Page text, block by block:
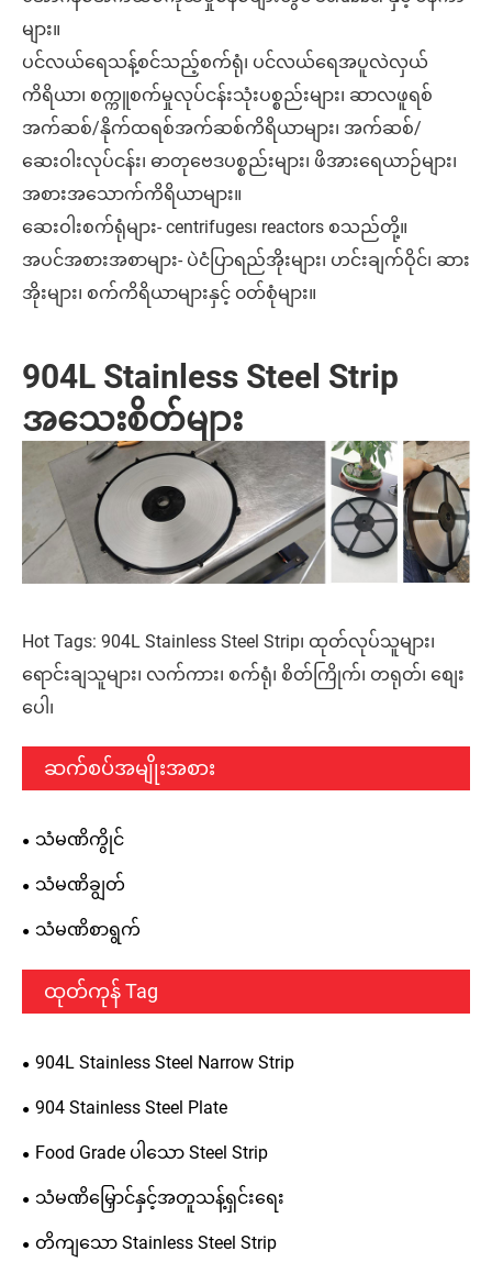
များ။
ပင်လယ်ရေသန့်စင်သည့်စက်ရုံ၊ ပင်လယ်ရေအပူလဲလှယ်
ကိရိယာ၊ စက္ကူစက်မှုလုပ်ငန်းသုံးပစ္စည်းများ၊ ဆာလဖူရစ်
အက်ဆစ်/နိုက်ထရစ်အက်ဆစ်ကိရိယာများ၊ အက်ဆစ်/
ဆေးဝါးလုပ်ငန်း၊ ဓာတုဗေဒပစ္စည်းများ၊ ဖိအားရေယာဉ်များ၊
အစားအသောက်ကိရိယာများ။
ဆေးဝါးစက်ရုံများ- centrifuges၊ reactors စသည်တို့။
အပင်အစားအစာများ- ပဲငံပြာရည်အိုးများ၊ ဟင်းချက်ဝိုင်၊ ဆား
အိုးများ၊ စက်ကိရိယာများနှင့် ၀တ်စုံများ။
904L Stainless Steel Strip
အသေးစိတ်များ
Hot Tags: 904L Stainless Steel Strip၊ ထုတ်လုပ်သူများ၊
ရောင်းချသူများ၊ လက်ကား၊ စက်ရုံ၊ စိတ်ကြိုက်၊ တရုတ်၊ စျေး
ပေါ၊
ဆက်စပ်အမျိုးအစား
သံမဏိကွိုင်
သံမဏိချွတ်
သံမဏိစာရွက်
ထုတ်ကုန် Tag
904L Stainless Steel Narrow Strip
904 Stainless Steel Plate
Food Grade ပါသော Steel Strip
သံမဏိမြှောင်နှင့်အတူသန့်ရှင်းရေး
တိကျသော Stainless Steel Strip